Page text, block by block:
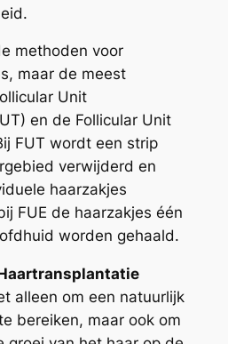
methoden voor
maar de meest
Unit
en de Follicular Unit
FUT wordt een strip
verwijderd en
haarzakjes
FUE de haarzakjes één
worden gehaald.
alleen om een natuurlijk
bereiken, maar ook om